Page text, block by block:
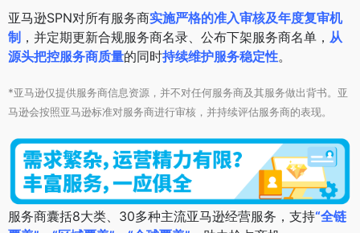
亚马逊SPN对所有服务商实施严格的准入审核及年度复审机
制 ，并定期更新合规服务商名录、公布下架服务商名单， 从
源头把控服务商质量的同时持续维护服务稳定性。
*亚马逊仅提供服务商信息资源，并不对任何服务商及其服务做出背书。亚
马逊会按照亚马逊标准对服务商进行审核，并持续评估服务商的表现。
服务商囊括8大类、30多种主流亚马逊经营服务，支持“全链